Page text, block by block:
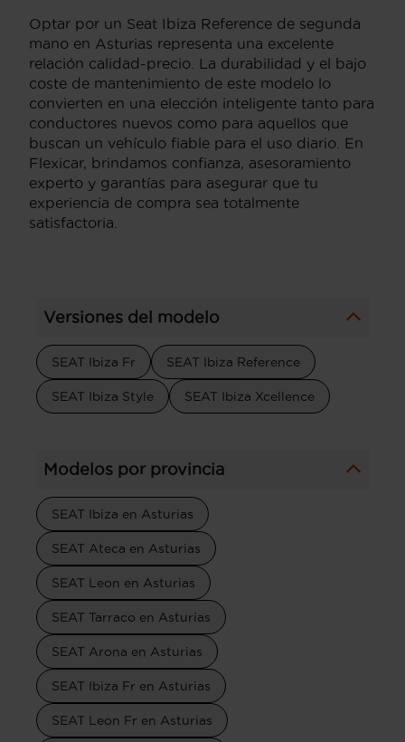
Optar por un Seat Ibiza Reference de segunda
mano en Asturias representa una excelente
relación calidad-precio. La durabilidad y el bajo
coste de mantenimiento de este modelo lo
convierten en una elección inteligente tanto para
conductores nuevos como para aquellos que
buscan un vehículo fiable para el uso diario. En
Flexicar, brindamos confianza, asesoramiento
experto y garantías para asegurar que tu
experiencia de compra sea totalmente
satisfactoria.
Versiones del modelo
SEAT Ibiza Fr SEAT Ibiza Reference
SEAT Ibiza Style SEAT Ibiza Xcellence
Modelos por provincia
SEAT Ibiza en Asturias
SEAT Ateca en Asturias
SEAT Leon en Asturias
SEAT Tarraco en Asturias
SEAT Arona en Asturias
SEAT Ibiza Fr en Asturias
SEAT Leon Fr en Asturias